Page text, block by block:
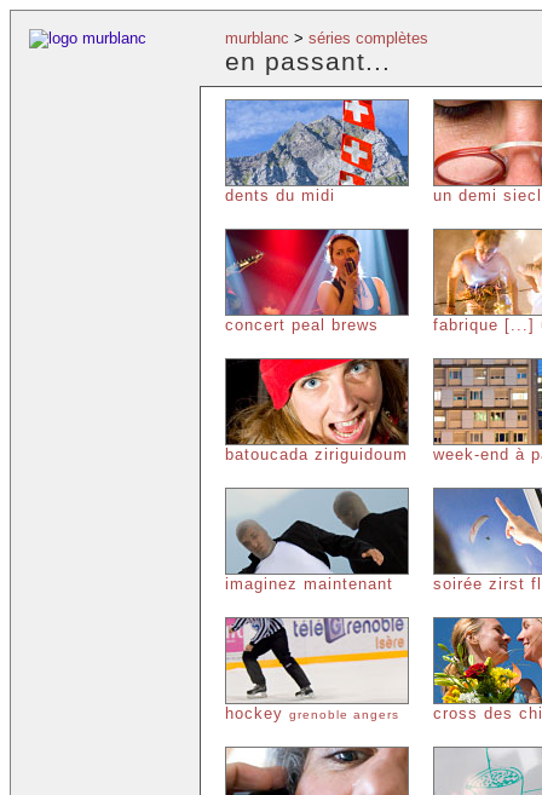
murblanc > séries complètes
en passant...
dents du midi un demi
concert peal brews fabrique [...]
batoucada ziriguidoum week-end à
imaginez maintenant soirée zirst
hockey grenoble angers cross des